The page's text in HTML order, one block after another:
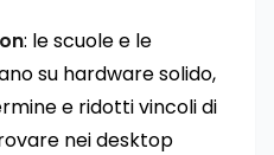
: le scuole e le
su hardware solido,
e ridotti vincoli di
nei desktop